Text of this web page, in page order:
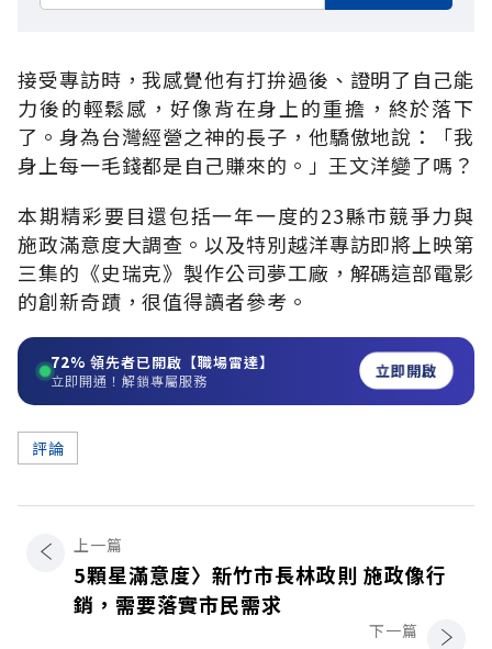
接受專訪時，我感覺他有打拚過後、證明了自己能
力後的輕鬆感，好像背在身上的重擔，終於落下
了。身為台灣經營之神的長子，他驕傲地說：「我
身上每一毛錢都是自己賺來的。」王文洋變了嗎？
本期精彩要目還包括一年一度的23縣市競爭力與
施政滿意度大調查。以及特別越洋專訪即將上映第
三集的《史瑞克》製作公司夢工廠，解碼這部電影
的創新奇蹟，很值得讀者參考。
72% 領先者已開啟【職場雷達】
立即開通！解鎖專屬服務 立即開啟
評論
上一篇
5顆星滿意度〉新竹市長林政則 施政像行
銷，需要落實市民需求
下一篇